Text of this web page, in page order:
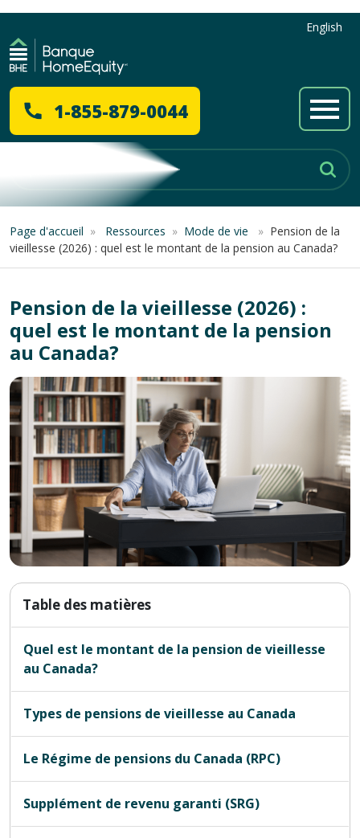
English
1-855-879-0044
Page d'accueil » Ressources » Mode de vie » Pension de la
vieillesse (2026) : quel est le montant de la pension au Canada?
Pension de la vieillesse (2026) :
quel est le montant de la pension
au Canada?
Table des matières
Quel est le montant de la pension de vieillesse
au Canada?
Types de pensions de vieillesse au Canada
Le Régime de pensions du Canada (RPC)
Supplément de revenu garanti (SRG)